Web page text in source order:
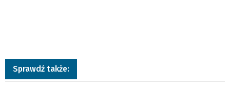
Sprawdź także: